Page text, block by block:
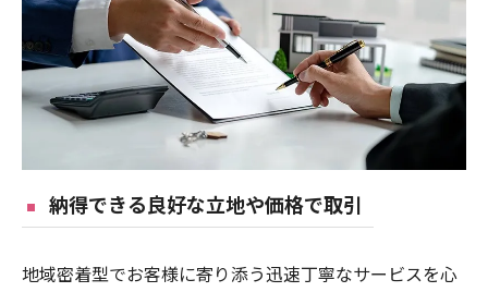
納得できる良好な立地や価格で取引
地域密着型でお客様に寄り添う迅速丁寧なサービスを心